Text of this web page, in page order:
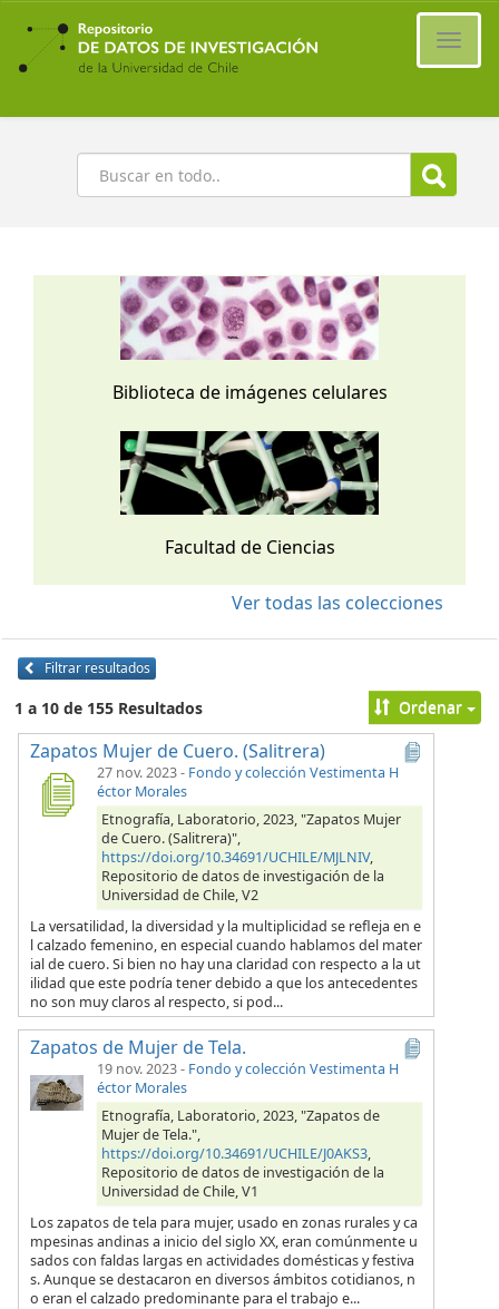
Ir
contenido
principal
Buscar
Biblioteca de imágenes celulares
Facultad de Ciencias
Ver todas las colecciones
Filtrar resultados
1 a 10 de 155 Resultados Ordenar
Zapatos Mujer de Cuero. (Salitrera)
27 nov. 2023- Fondo y colección Vestimenta H
éctor Morales
Etnografía, Laboratorio, 2023, "Zapatos Mujer
de Cuero. (Salitrera)",
https://doi.org/10.34691/UCHILE/MJLNIV,
Repositorio de datos de investigación de la
Universidad de Chile, V2
La versatilidad, la diversidad y la multiplicidad se refleja en e
l calzado femenino, en especial cuando hablamos del mater
ial de cuero. Si bien no hay una claridad con respecto a la ut
ilidad que este podría tener debido a que los antecedentes
no son muy claros al respecto, si pod...
Zapatos de Mujer de Tela.
19 nov. 2023- Fondo y colección Vestimenta H
éctor Morales
Etnografía, Laboratorio, 2023, "Zapatos de
Mujer de Tela.",
https://doi.org/10.34691/UCHILE/J0AKS3,
Repositorio de datos de investigación de la
Universidad de Chile, V1
Los zapatos de tela para mujer, usado en zonas rurales y ca
mpesinas andinas a inicio del siglo XX, eran comúnmente u
sados con faldas largas en actividades domésticas y festiva
s. Aunque se destacaron en diversos ámbitos cotidianos, n
o eran el calzado predominante para el trabajo e...